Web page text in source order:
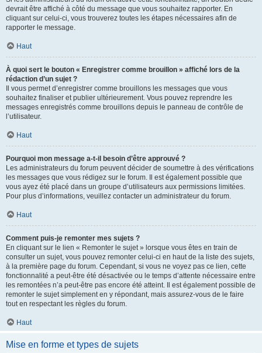
devrait être affiché à côté du message que vous souhaitez rapporter. En
cliquant sur celui-ci, vous trouverez toutes les étapes nécessaires afin de
rapporter le message.
Haut
À quoi sert le bouton « Enregistrer comme brouillon » affiché lors de la
rédaction d’un sujet ?
Il vous permet d’enregistrer comme brouillons les messages que vous
souhaitez finaliser et publier ultérieurement. Vous pouvez reprendre les
messages enregistrés comme brouillons depuis le panneau de contrôle de
l’utilisateur.
Haut
Pourquoi mon message a-t-il besoin d’être approuvé ?
Les administrateurs du forum peuvent décider de soumettre à des vérifications
les messages que vous rédigez sur le forum. Il est également possible que
vous ayez été placé dans un groupe d’utilisateurs aux permissions limitées.
Pour plus d’informations, veuillez contacter un administrateur du forum.
Haut
Comment puis-je remonter mes sujets ?
En cliquant sur le lien « Remonter le sujet » lorsque vous êtes en train de
consulter un sujet, vous pouvez remonter celui-ci en haut de la liste des sujets,
à la première page du forum. Cependant, si vous ne voyez pas ce lien, cette
fonctionnalité a peut-être été désactivée ou le temps d’attente nécessaire entre
les remontées n’a peut-être pas encore été atteint. Il est également possible de
remonter le sujet simplement en y répondant, mais assurez-vous de le faire
tout en respectant les règles du forum.
Haut
Mise en forme et types de sujets